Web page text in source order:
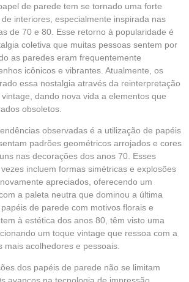
de parede tem se tornado uma forte
interiores, especialmente inspirada nas
de 70 e 80. Esse retorno à popularidade é
coletiva que muitas pessoas sentem por
as paredes eram frequentemente
icônicos e vibrantes. Atualmente, os
essa nostalgia através da reinterpretação
dando nova vida a elementos que
obsoletos.
observadas é a utilização de papéis
padrões geométricos arrojados e cores
nas decorações dos anos 70. Esses
incluem formas simétricas e explosões
apreciados, oferecendo um
a paleta neutra que dominou a última
de parede com motivos florais e
à estética dos anos 80, têm visto uma
um toque vintage que ressoa com a
mais acolhedores e pessoais.
dos papéis de parede não se limitam